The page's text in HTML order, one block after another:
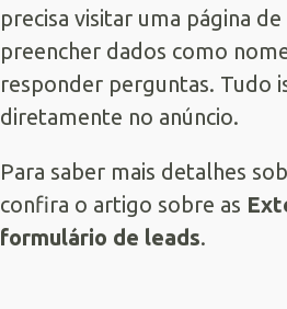
precisa visitar uma página
preencher dados como
responder perguntas. Tudo
diretamente no anúncio.
Para saber mais detalhes
confira o artigo sobre as
formulário de leads.